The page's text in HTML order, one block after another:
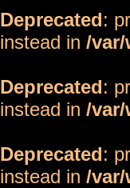
Deprecated:
instead in /
Deprecated:
instead in /
Deprecated:
instead in /